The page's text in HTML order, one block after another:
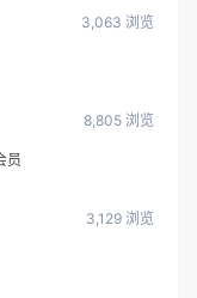
3,063 浏览
8,805 浏览
员
3,129 浏览